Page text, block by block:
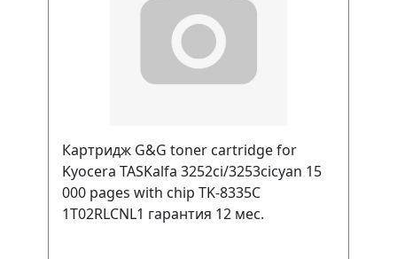
Картридж G&G toner cartridge for
Kyocera TASKalfa 3252ci/3253cicyan 15
000 pages with chip TK-8335C
1T02RLCNL1 гарантия 12 мес.